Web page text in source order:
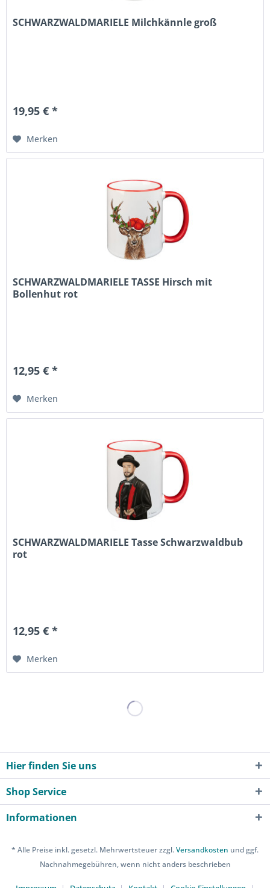
SCHWARZWALDMARIELE Milchkännle groß
19,95 € *
Merken
SCHWARZWALDMARIELE TASSE Hirsch mit
Bollenhut rot
12,95 € *
Merken
SCHWARZWALDMARIELE Tasse Schwarzwaldbub
rot
12,95 € *
Merken
Hier finden Sie uns
Shop Service
Informationen
* Alle Preise inkl. gesetzl. Mehrwertsteuer zzgl.Versandkosten und ggf.
Nachnahmegebühren, wenn nicht anders beschrieben